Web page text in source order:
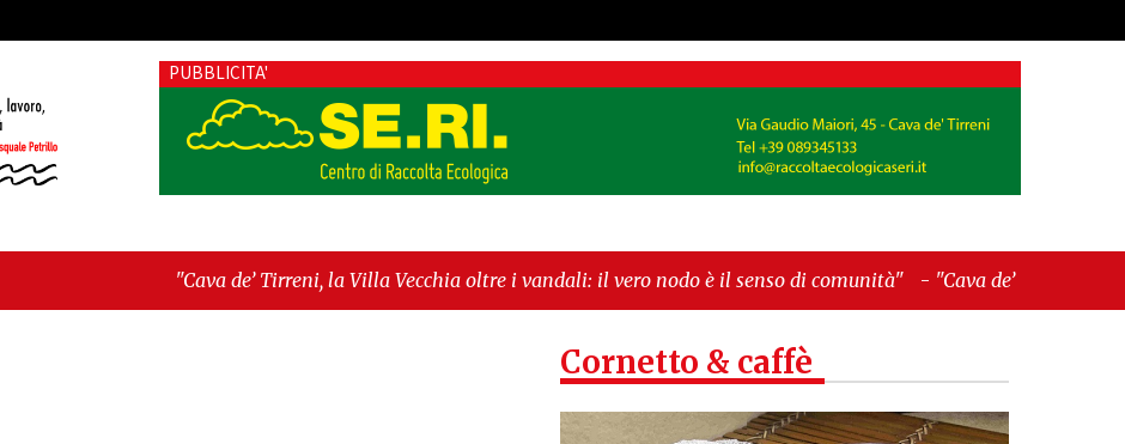
PUBBLICITA'
"Cava de’ Tirreni, la Villa Vecchia oltre i vandali: il vero nodo è il senso di comunità" -"Cava de’ Tirreni, La
Fratellanza sull'ultima seduta consiliare: “Serve chiarezza!”"
Cornetto & caffè